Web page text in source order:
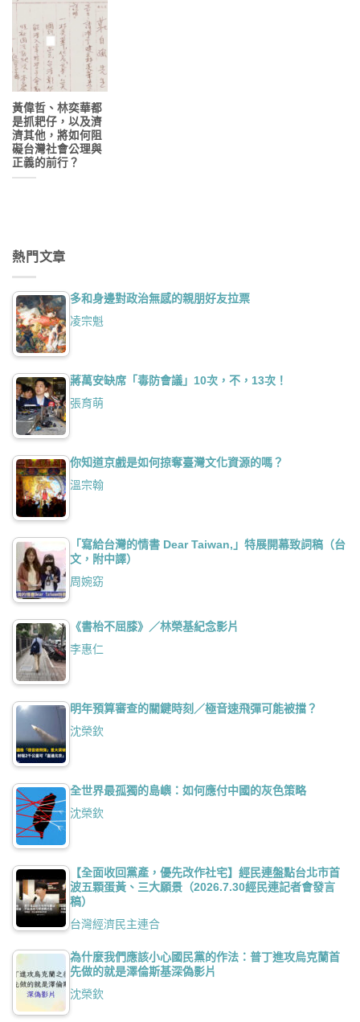
黃偉哲、林奕華都
是抓耙仔，以及濟
濟其他，將如何阻
礙台灣社會公理與
正義的前行？
熱門文章
多和身邊對政治無感的親朋好友拉票
凌宗魁
蔣萬安缺席「毒防會議」10次，不，13次！
張育萌
你知道京戲是如何掠奪臺灣文化資源的嗎？
溫宗翰
「寫給台灣的情書 Dear Taiwan,」特展開幕致詞稿（台
文，附中譯）
周婉窈
《書枱不屈膝》／林榮基紀念影片
李惠仁
明年預算審查的關鍵時刻／極音速飛彈可能被擋？
沈榮欽
全世界最孤獨的島嶼：如何應付中國的灰色策略
沈榮欽
【全面收回黨產，優先改作社宅】經民連盤點台北市首
波五顆蛋黃、三大願景（2026.7.30經民連記者會發言
稿）
台灣經濟民主連合
為什麼我們應該小心國民黨的作法：普丁進攻烏克蘭首
先做的就是澤倫斯基深偽影片
沈榮欽